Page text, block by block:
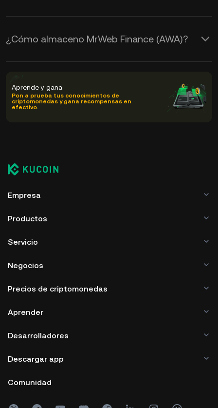
¿Cómo almaceno MrWeb Finance (AWA)?
Aprende y gana
Pon a prueba tus conocimientos de
criptomonedas y gana recompensas en
efectivo.
Empresa
Productos
Servicio
Negocios
Precios de criptomonedas
Aprender
Desarrolladores
Descargar app
Comunidad